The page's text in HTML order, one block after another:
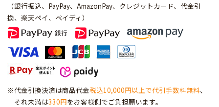
（銀行振込、PayPay、AmazonPay、クレジットカード、代金引
換、楽天ペイ、ペイディ ）
※代金引換決済は商品代金税込10,000円以上で代引手数料無料、
それ未満は330円をお客様側でご負担願います。